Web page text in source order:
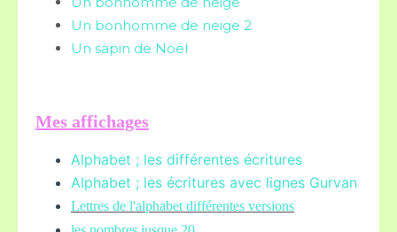
Un bonhomme de neige 2
Un sapin de Noël
Mes affichages
Alphabet ; les différentes écritures
Alphabet ; les écritures avec lignes Gurvan
Lettres de l'alphabet différentes versions